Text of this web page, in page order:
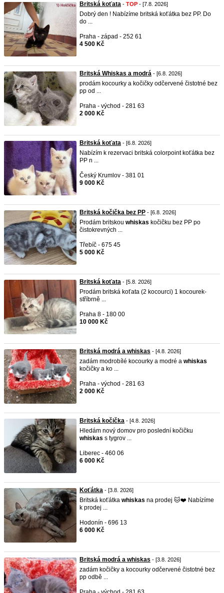
Britská koťata - TOP - [7.8. 2026]
Dobrý den ! Nabízíme britská koťátka bez PP. Do
do ...
Praha - západ - 252 61
4 500 Kč
Britská Whiskas a modrá - [6.8. 2026]
prodám kocourky a kočičky odčervené čistotné bez
pp od ...
Praha - východ - 281 63
2 000 Kč
Britská koťata - [6.8. 2026]
Nabízím k rezervaci britská colorpoint koťátka bez
PP n ...
Český Krumlov - 381 01
9 000 Kč
Britská kočička bez PP - [6.8. 2026]
Prodám britskou whiskas kočičku bez PP po
čistokrevných ...
Třebíč - 675 45
5 000 Kč
Britská koťata - [5.8. 2026]
Prodám britská koťata (2 kocourci) 1 kocourek-
stříbrně ...
Praha 8 - 180 00
10 000 Kč
Britská modrá a whiskas - [4.8. 2026]
zadám modrobílé kocourky a modré a whiskas
kočičky a ko ...
Praha - východ - 281 63
2 000 Kč
Britská kočička - [4.8. 2026]
Hledám nový domov pro poslední kočičku
whiskas s tygrov ...
Liberec - 460 06
6 000 Kč
Koťátka - [3.8. 2026]
Britská koťátka whiskas na prodej 🐱❤️ Nabízíme
k prodej ...
Hodonín - 696 13
6 000 Kč
Britská modrá a whiskas - [3.8. 2026]
zadám kočičky a kocourky odčervené čistotné bez
pp odbě ...